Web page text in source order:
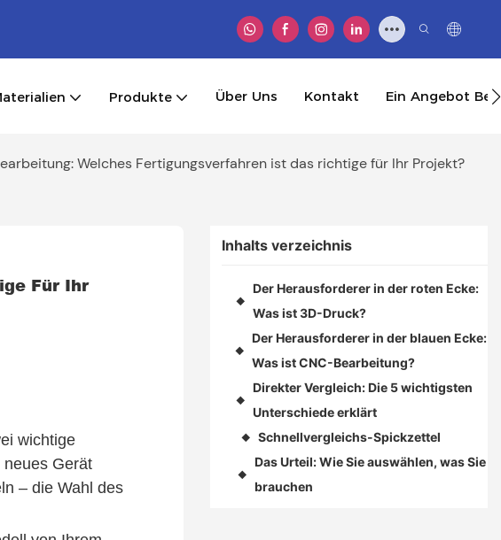
Produkte Über Uns Kontakt Ein Angebot
Welches Fertigungsverfahren ist das richtige für Ihr Projekt?
Für Ihr
wichtige
Gerät
– die Wahl des
Inhalts verzeichnis
◆
Der Herausforderer in der roten Ecke:
Was ist 3D-Druck?
◆
Der Herausforderer in der blauen Ecke:
Was ist CNC-Bearbeitung?
◆
Direkter Vergleich: Die 5 wichtigsten
Unterschiede erklärt
◆ Schnellvergleichs-Spickzettel
◆
Das Urteil: Wie Sie auswählen, was Sie
brauchen